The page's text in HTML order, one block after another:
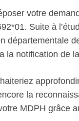
votre
Suite à
départementale
la notification de
la
MDPH grâce